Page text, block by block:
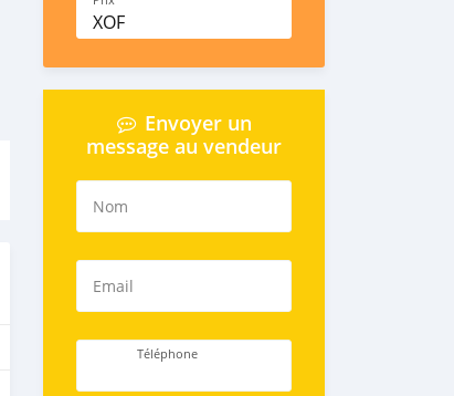
XOF
Envoyer un
message au vendeur
Nom
Email
Téléphone